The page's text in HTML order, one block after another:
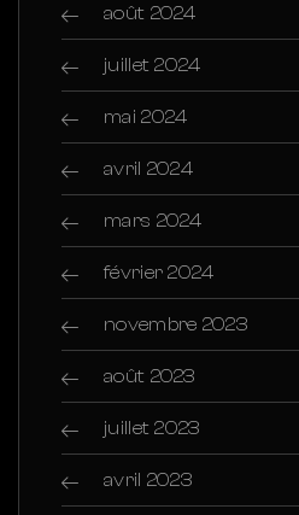
août 2024
juillet 2024
mai 2024
avril 2024
mars 2024
février 2024
novembre 2023
août 2023
juillet 2023
avril 2023